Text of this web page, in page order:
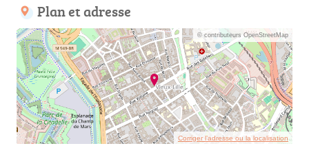
Plan et adresse
© contributeurs OpenStreetMap
Corriger l’adresse ou la localisation